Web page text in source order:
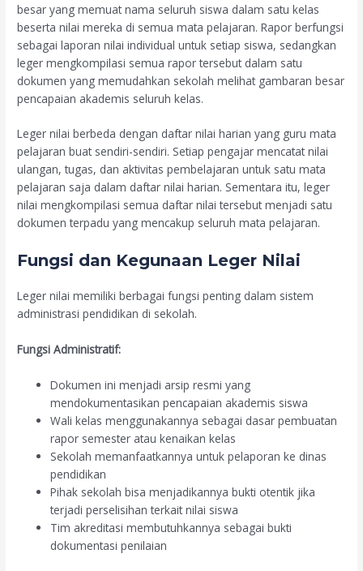
besar yang memuat nama seluruh siswa dalam satu kelas
beserta nilai mereka di semua mata pelajaran. Rapor berfungsi
sebagai laporan nilai individual untuk setiap siswa, sedangkan
leger mengkompilasi semua rapor tersebut dalam satu
dokumen yang memudahkan sekolah melihat gambaran besar
pencapaian akademis seluruh kelas.
Leger nilai berbeda dengan daftar nilai harian yang guru mata
pelajaran buat sendiri-sendiri. Setiap pengajar mencatat nilai
ulangan, tugas, dan aktivitas pembelajaran untuk satu mata
pelajaran saja dalam daftar nilai harian. Sementara itu, leger
nilai mengkompilasi semua daftar nilai tersebut menjadi satu
dokumen terpadu yang mencakup seluruh mata pelajaran.
Fungsi dan Kegunaan Leger Nilai
Leger nilai memiliki berbagai fungsi penting dalam sistem
administrasi pendidikan di sekolah.
Fungsi Administratif:
Dokumen ini menjadi arsip resmi yang
mendokumentasikan pencapaian akademis siswa
Wali kelas menggunakannya sebagai dasar pembuatan
rapor semester atau kenaikan kelas
Sekolah memanfaatkannya untuk pelaporan ke dinas
pendidikan
Pihak sekolah bisa menjadikannya bukti otentik jika
terjadi perselisihan terkait nilai siswa
Tim akreditasi membutuhkannya sebagai bukti
dokumentasi penilaian